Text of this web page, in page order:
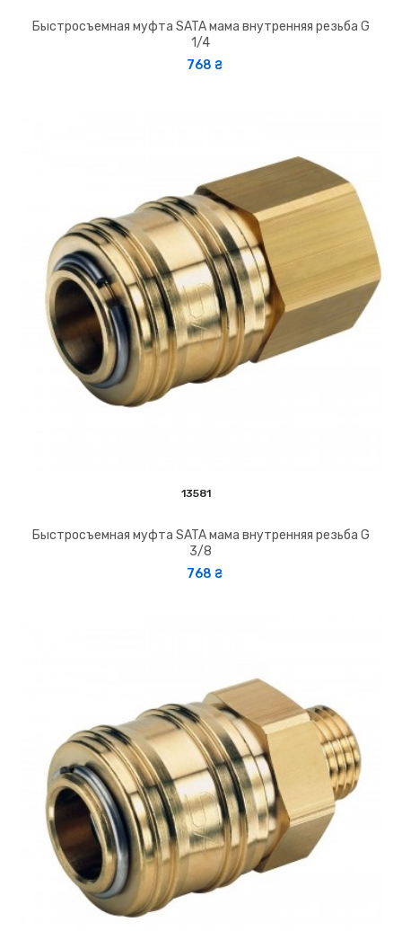
Быстросъемная муфта SATA мама внутренняя резьба G
1/4
768 ₴
13581
Быстросъемная муфта SATA мама внутренняя резьба G
3/8
768 ₴